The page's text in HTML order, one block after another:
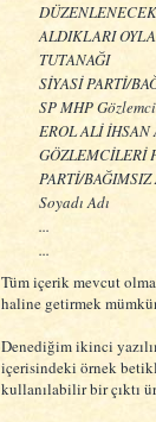
ALDIKLARI
TUTANAĞI
SİYASİ PARTİ/
SP MHP
EROL ALİ İHSAN
GÖZLEMCİLERİ
PARTİ/
Soyadı Adı
...
...
Tüm içerik mevcut
haline getirmek
Denediğim ikinci
içerisindeki örnek
kullanılabilir bir çıktı